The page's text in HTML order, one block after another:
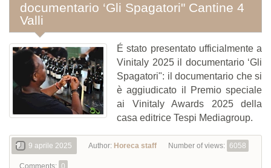
documentario ‘Gli Spagatori" Cantine 4
Valli
É stato presentato ufficialmente a
Vinitaly 2025 il documentario ‘Gli
Spagatori": il documentario che si
è aggiudicato il Premio speciale
ai Vinitaly Awards 2025 della
casa editrice Tespi Mediagroup.
9 aprile 2025 Author: Horeca staff Number of views: 6058